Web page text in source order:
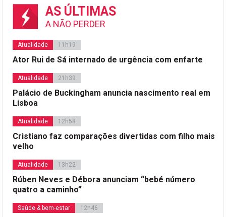
AS ÚLTIMAS
A NÃO PERDER
Atualidade 11h19
Ator Rui de Sá internado de urgência com enfarte
Atualidade 21h39
Palácio de Buckingham anuncia nascimento real em
Lisboa
Atualidade 12h58
Cristiano faz comparações divertidas com filho mais
velho
Atualidade 13h22
Rúben Neves e Débora anunciam “bebé número
quatro a caminho”
Saúde & bem-estar 12h46